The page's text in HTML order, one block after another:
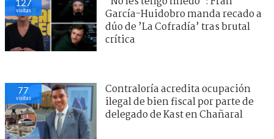
127
visitas
García-Huidobro manda recado a
dúo de ’La Cofradía’ tras brutal
crítica
77
visitas
Contraloría acredita ocupación
ilegal de bien fiscal por parte de
delegado de Kast en Chañaral